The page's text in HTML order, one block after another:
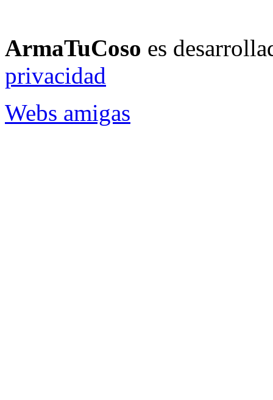
ArmaTuCoso es
privacidad
Webs amigas